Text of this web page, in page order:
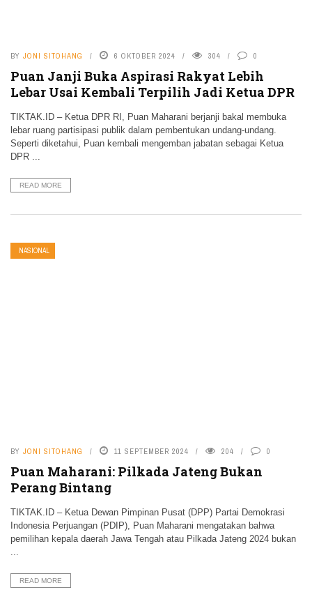
BY JONI SITOHANG 6 OKTOBER 2024 304 0
Puan Janji Buka Aspirasi Rakyat Lebih
Lebar Usai Kembali Terpilih Jadi Ketua DPR
TIKTAK.ID – Ketua DPR RI, Puan Maharani berjanji bakal membuka
lebar ruang partisipasi publik dalam pembentukan undang-undang.
Seperti diketahui, Puan kembali mengemban jabatan sebagai Ketua
DPR ...
READ MORE
NASIONAL
BY JONI SITOHANG 11 SEPTEMBER 2024 204 0
Puan Maharani: Pilkada Jateng Bukan
Perang Bintang
TIKTAK.ID – Ketua Dewan Pimpinan Pusat (DPP) Partai Demokrasi
Indonesia Perjuangan (PDIP), Puan Maharani mengatakan bahwa
pemilihan kepala daerah Jawa Tengah atau Pilkada Jateng 2024 bukan
READ MORE